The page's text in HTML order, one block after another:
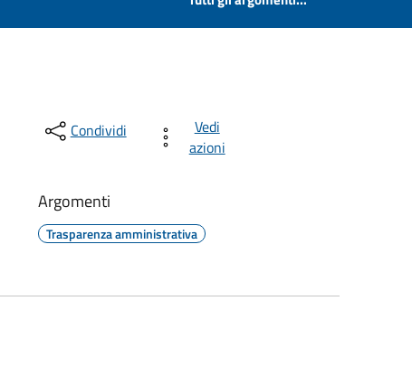
Condividi
Vedi
azioni
Argomenti
Trasparenza amministrativa